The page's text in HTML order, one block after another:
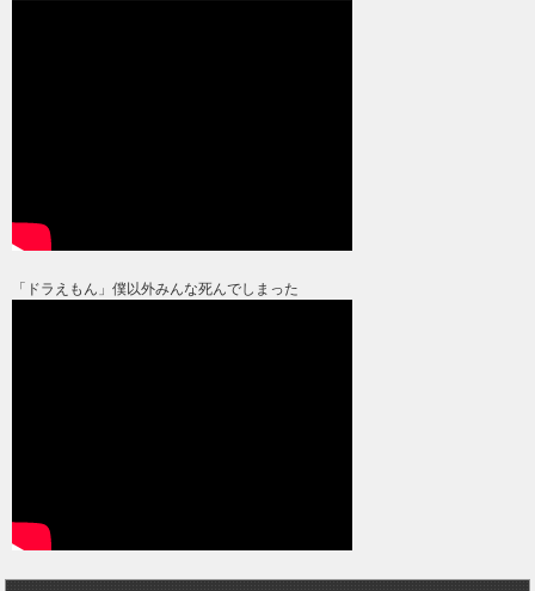
「ドラえもん」僕以外みんな死んでしまった